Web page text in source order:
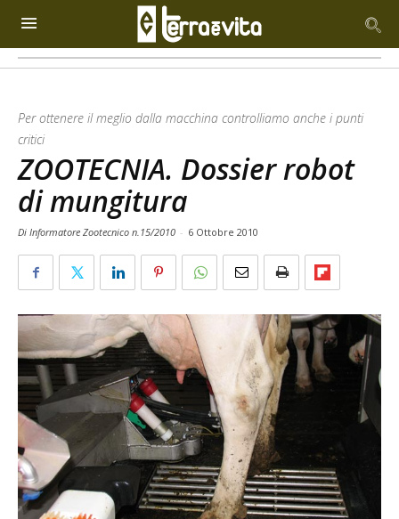
Per ottenere il meglio dalla macchina controlliamo anche i punti
critici
ZOOTECNIA. Dossier robot
di mungitura
Di Informatore Zootecnico n.15/2010 - 6 Ottobre 2010